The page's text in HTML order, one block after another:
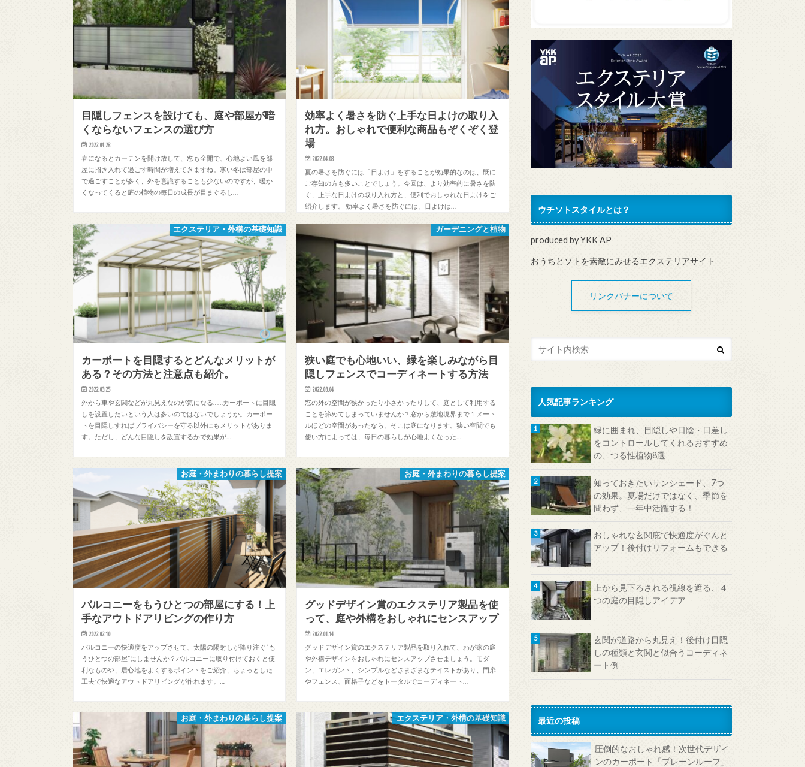
目隠しフェンスを設けても、庭や部屋が暗
くならないフェンスの選び方
2022.04.28
春になるとカーテンを開け放して、窓も全開で、心地よい風を部
屋に招き入れて過ごす時間が増えてきますね。寒い冬は部屋の中
で過ごすことが多く、外を意識することも少ないのですが、暖か
くなってくると庭の植物の毎日の成長が目まぐるし…
効率よく暑さを防ぐ上手な日よけの取り入
れ方。おしゃれで便利な商品もぞくぞく登
場
2022.04.08
夏の暑さを防ぐには「日よけ」をすることが効果的なのは、既に
ご存知の方も多いことでしょう。今回は、より効率的に暑さを防
ぐ、上手な日よけの取り入れ方と、便利でおしゃれな日よけをご
紹介します。 効率よく暑さを防ぐには、日よけは…
エクステリア・外構の基礎知識
カーポートを目隠するとどんなメリットが
ある？その方法と注意点も紹介。
2022.03.25
外から車や玄関などが丸見えなのが気になる……カーポートに目隠
しを設置したいという人は多いのではないでしょうか。カーポー
トを目隠しすればプライバシーを守る以外にもメリットがありま
す。ただし、どんな目隠しを設置するかで効果が…
ガーデニングと植物
狭い庭でも心地いい、緑を楽しみながら目
隠しフェンスでコーディネートする方法
2022.03.04
窓の外の空間が狭かったり小さかったりして、庭として利用する
ことを諦めてしまっていませんか？窓から敷地境界まで１メート
ルほどの空間があったなら、そこは庭になります。狭い空間でも
使い方によっては、毎日の暮らしが心地よくなった…
お庭・外まわりの暮らし提案
バルコニーをもうひとつの部屋にする！上
手なアウトドアリビングの作り方
2022.02.10
バルコニーの快適度をアップさせて、太陽の陽射しが降り注ぐ“も
うひとつの部屋”にしませんか？バルコニーに取り付けておくと便
利なものや、居心地をよくするポイントをご紹介、ちょっとした
工夫で快適なアウトドアリビングが作れます。…
お庭・外まわりの暮らし提案
グッドデザイン賞のエクステリア製品を使
って、庭や外構をおしゃれにセンスアップ
2022.01.14
グッドデザイン賞のエクステリア製品を取り入れて、わが家の庭
や外構デザインをおしゃれにセンスアップさせましょう。モダ
ン、エレガント、シンプルなどさまざまなテイストがあり、門扉
やフェンス、面格子などをトータルでコーディネート…
お庭・外まわりの暮らし提案 エクステリア・外構の基礎知識
ウチソトスタイルとは？
produced by YKK AP
おうちとソトを素敵にみせるエクステリアサイト
リンクバナーについて
人気記事ランキング
緑に囲まれ、目隠しや日陰・日差し
をコントロールしてくれるおすすめ
の、つる性植物8選
知っておきたいサンシェード、7つ
の効果。夏場だけではなく、季節を
問わず、一年中活躍する！
おしゃれな玄関庇で快適度がぐんと
アップ！後付けリフォームもできる
上から見下ろされる視線を遮る、４
つの庭の目隠しアイデア
玄関が道路から丸見え！後付け目隠
しの種類と玄関と似合うコーディネ
ート例
最近の投稿
圧倒的なおしゃれ感！次世代デザイ
ンのカーポート「プレーンルーフ」